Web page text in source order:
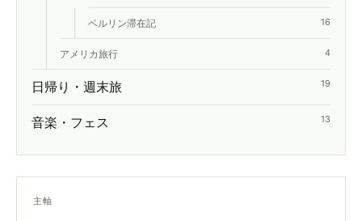
ベルリン滞在記 16
アメリカ旅行 4
日帰り・週末旅 19
音楽・フェス 13
主軸